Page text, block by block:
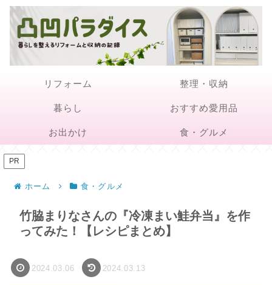
リフォーム 整理・収納
暮らし おすすめ愛用品
お出かけ 食・グルメ
PR
ホーム 食・グルメ
竹脇まりなさんの『冷凍まい鮭弁当』を作
ってみた！【レシピまとめ】
2024.03.06 2024.03.13